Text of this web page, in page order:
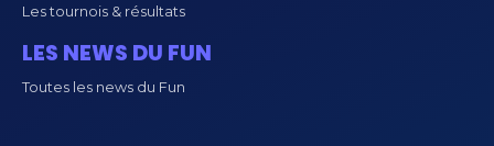
Les tournois & résultats
LES NEWS DU FUN
Toutes les news du Fun